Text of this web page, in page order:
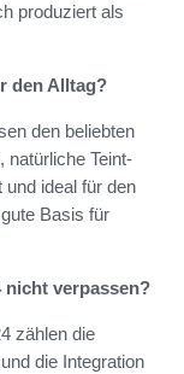
produziert als
den Alltag?
den beliebten
natürliche Teint-
ideal für den
Basis für
nicht verpassen?
zählen die
die Integration